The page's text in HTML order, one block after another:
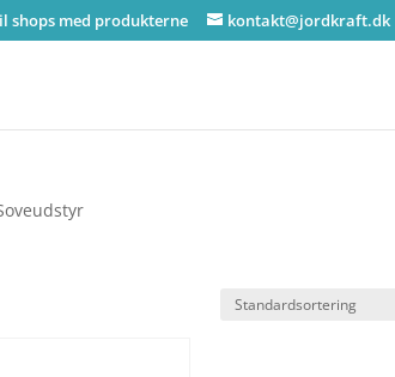
shops med produkterne kontakt@jordkraft.dk